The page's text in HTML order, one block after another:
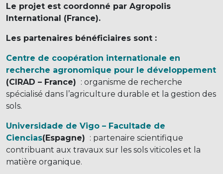
Le projet est coordonné par Agropolis
International (France).
Les partenaires bénéficiaires sont :
Centre de coopération internationale en
recherche agronomique pour le développement
(CIRAD – France) : organisme de recherche
spécialisé dans l’agriculture durable et la gestion des
sols.
Universidade de Vigo – Facultade de
Ciencias(Espagne) : partenaire scientifique
contribuant aux travaux sur les sols viticoles et la
matière organique.